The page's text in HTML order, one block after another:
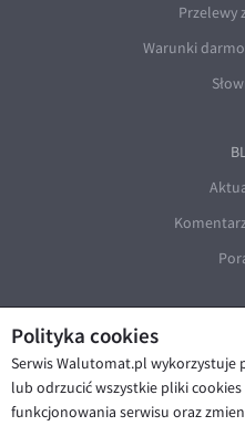
Polityka cookies
Serwis Walutomat.pl wykorzystuje
lub odrzucić wszystkie pliki
funkcjonowania serwisu oraz
Przelewy
Warunki
© Walutomat 2026